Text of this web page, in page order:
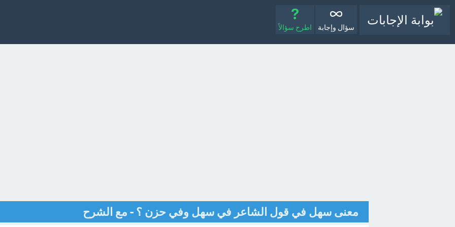
سؤال وإجابة اطرح سؤالاً
معنى سهل في قول الشاعر في سهل وفي حزن ؟ - مع الشرح